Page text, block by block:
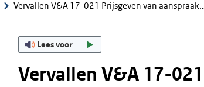
Vervallen V&A 17-021 Prijsgeven van
Lees voor
Vervallen V&A 17-